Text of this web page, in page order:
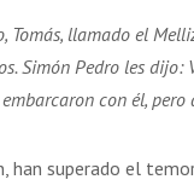
Tomás, llamado el
Simón Pedro les
con él,
han superado el